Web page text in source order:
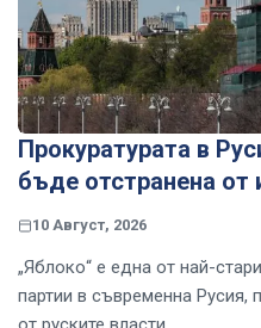
Прокуратурата в
бъде отстранена от
10 Август, 2026
„Яблоко“ е една от най-
партии в съвременна Русия,